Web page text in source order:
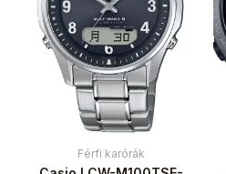
Férfi karórák